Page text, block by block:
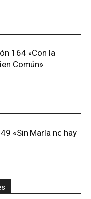
164 «Con la
Común»
«Sin María no hay